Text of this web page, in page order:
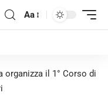
Aa
organizza il 1° Corso di